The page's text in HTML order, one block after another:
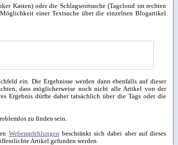
Kasten) oder die Schlagwortsuche (Tagcloud im rechten
einer Textsuche über die einzelnen Blogartikel
ein. Die Ergebnisse werden dann ebenfalls auf dieser
dass möglicherweise noch nicht alle Artikel von der
Ergebnis dürfte daher tatsächlich über die Tags oder die
zu finden sein.
Webempfehlungen beschränkt sich dabei aber auf dieses
Artikel gefunden werden.